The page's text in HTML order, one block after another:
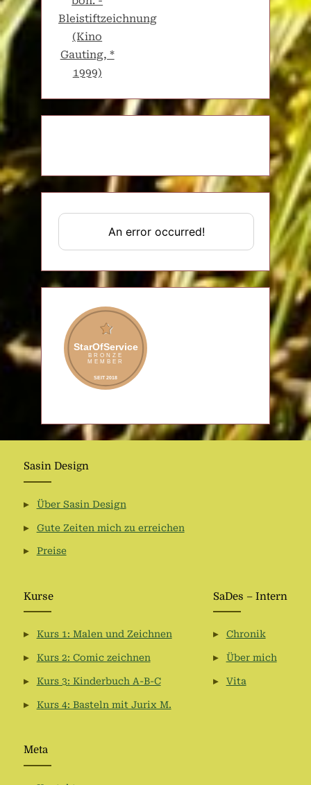
Sasin Design
Über Sasin Design
Gute Zeiten mich zu erreichen
Preise
Kurse
Kurs 1: Malen und Zeichnen
Kurs 2: Comic zeichnen
Kurs 3: Kinderbuch A-B-C
Kurs 4: Basteln mit Jurix M.
SaDes – Intern
Chronik
Über mich
Vita
Meta